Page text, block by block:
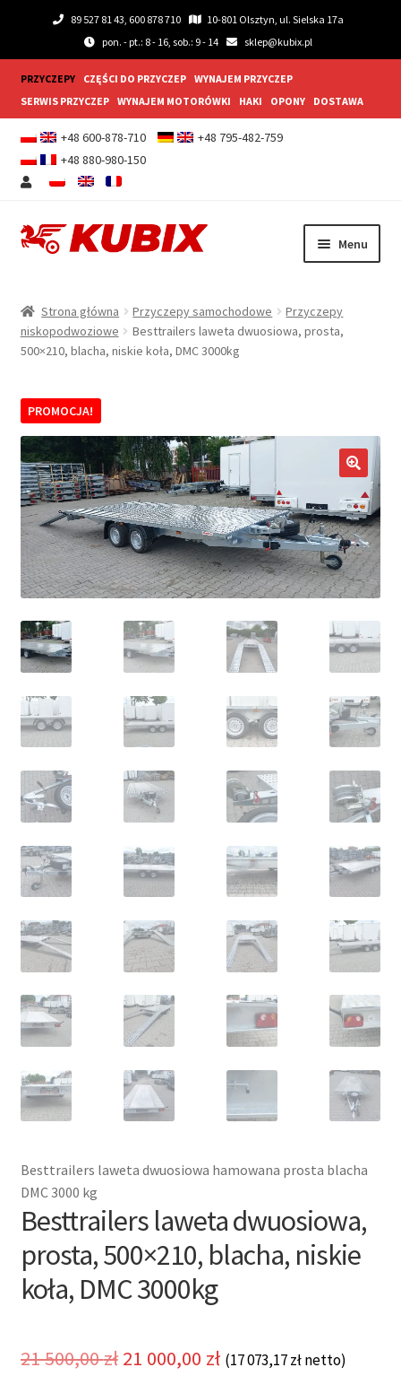
89 527 81 43, 600 878 710
10-801 Olsztyn, ul. Sielska 17a
pon. - pt.: 8 - 16, sob.: 9 - 14
sklep@kubix.pl
PRZYCZEPY CZĘŚCI DO PRZYCZEP
WYNAJEM PRZYCZEP
SERWIS PRZYCZEP
WYNAJEM MOTORÓWKI HAKI OPONY DOSTAWA
+48 600-878-710
+48 795-482-759
+48 880-980-150
Przejdź
Przejdź
Menu
Przyczepy gastronomiczne
Nowości
Promocje
Kontakt
Strona główna Przyczepy samochodowe
Przyczepy
niskopodwoziowe
Besttrailers laweta dwuosiowa, prosta,
500×210, blacha, niskie koła, DMC 3000kg
PROMOCJA!
Besttrailers laweta dwuosiowa hamowana prosta blacha
DMC 3000 kg
Besttrailers laweta dwuosiowa,
prosta, 500×210, blacha, niskie
koła, DMC 3000kg
21 500,00zł Pierwotna
21 000,00 złAktualna
(17 073,17złnetto)